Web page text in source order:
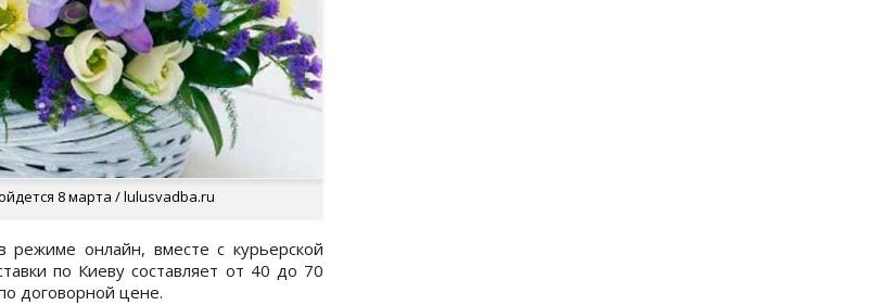
8 марта / lulusvadba.ru
онлайн, вместе с курьерской
по Киеву составляет от 40 до 70
договорной цене.